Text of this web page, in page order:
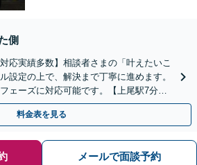
側
応実績多数】相談者さまの「叶えたいこ
設定の上で、解決まで丁寧に進めます。
ェーズに対応可能です。【上尾駅7分】
料金表を見る
メールで面談予約